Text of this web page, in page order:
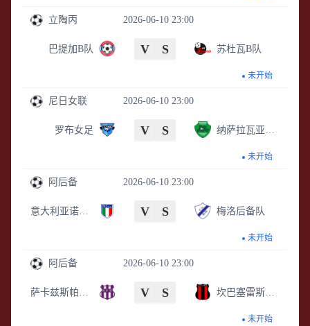
2026-06-10 23:00
立陶丙
巴提加B队 V S 苏杜瓦B队
未开始
2026-06-10 23:00
尼日女联
罗布女足 V S
未开始
2026-06-10 23:00
阿后备
V S 梅洛后备队
未开始
2026-06-10 23:00
阿后备
V S
未开始